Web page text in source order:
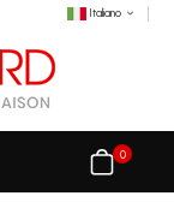
Italiano
0